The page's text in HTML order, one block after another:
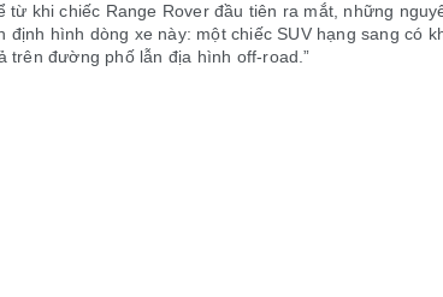
từ khi chiếc Range Rover đầu tiên ra mắt, những
định hình dòng xe này: một chiếc SUV hạng sang có
trên đường phố lẫn địa hình off-road.”